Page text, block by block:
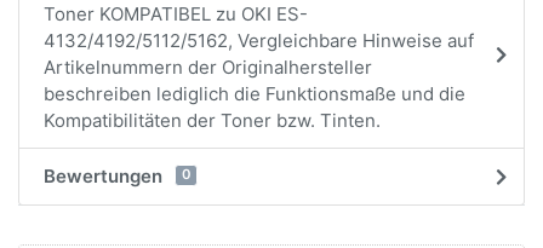
Toner KOMPATIBEL zu OKI ES-
4132/4192/5112/5162, Vergleichbare Hinweise auf
Artikelnummern der Originalhersteller
beschreiben lediglich die Funktionsmaße und die
Kompatibilitäten der Toner bzw. Tinten.
Bewertungen 0